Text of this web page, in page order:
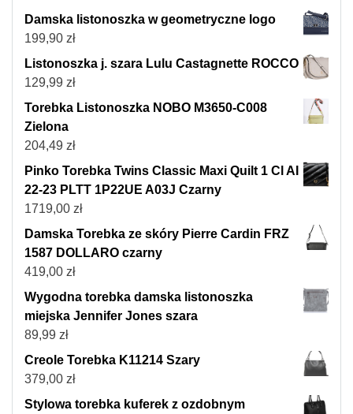
Damska listonoszka w geometryczne logo
199,90 zł
Listonoszka j. szara Lulu Castagnette ROCCO
129,99 zł
Torebka Listonoszka NOBO M3650-C008
Zielona
204,49 zł
Pinko Torebka Twins Classic Maxi Quilt 1 Cl AI
22-23 PLTT 1P22UE A03J Czarny
1719,00 zł
Damska Torebka ze skóry Pierre Cardin FRZ
1587 DOLLARO czarny
419,00 zł
Wygodna torebka damska listonoszka
miejska Jennifer Jones szara
89,99 zł
Creole Torebka K11214 Szary
379,00 zł
Stylowa torebka kuferek z ozdobnym